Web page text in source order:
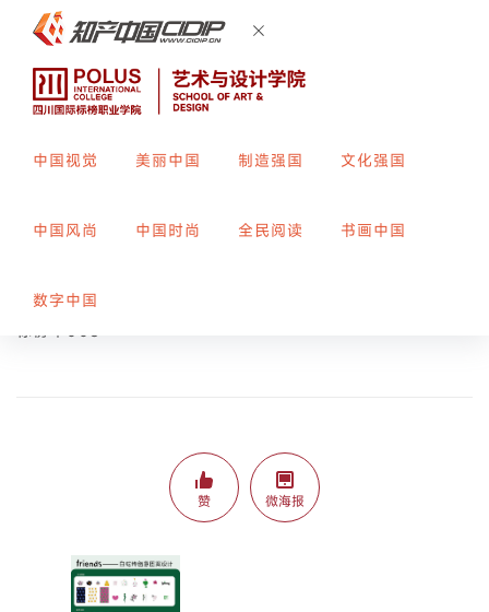
中国视觉 美丽中国 制造强国 文化强国
中国风尚 中国时尚 全民阅读 书画中国
数字中国
指导教师：
标榜平008
赞 微海报